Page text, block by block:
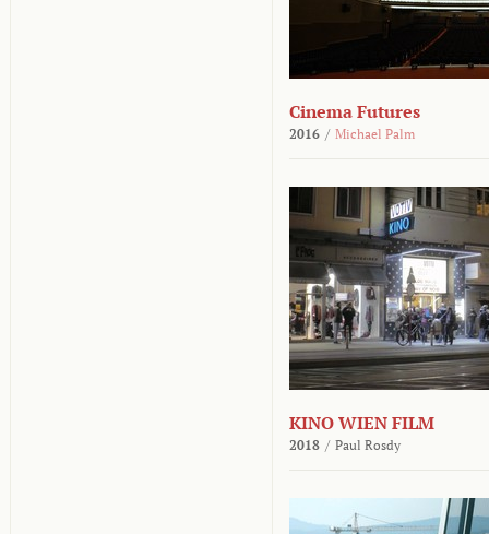
Cinema Futures
2016 / Michael Palm
KINO WIEN FILM
2018 / Paul Rosdy